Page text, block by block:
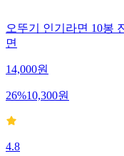
오뚜기 인기라면 10봉
면
14,000원
26%10,300원
4.8